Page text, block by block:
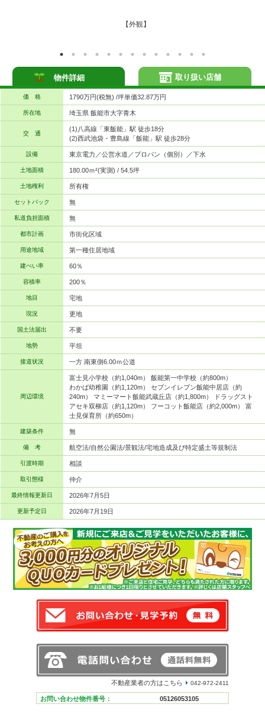
【外観】
物件詳細
価 格 1790万円(税無) /坪単価32.87万円
所在地 埼玉県 飯能市大字青木
交 通
(1)八高線「東飯能」駅 徒歩18分
(2)西武池袋・豊島線「飯能」駅 徒歩28分
設備 東京電力／公営水道／プロパン（個別）／下水
土地面積 180.00ｍ²(実測) / 54.5坪
土地権利 所有権
セットバック 無
私道負担面積 無
都市計画 市街化区域
用途地域 第一種住居地域
建ぺい率 60％
容積率 200％
地目 宅地
現況 更地
国土法届出 不要
地勢 平坦
接道状況 一方 南東側6.00ｍ公道
周辺環境
富士見小学校（約1,040m） 飯能第一中学校（約800m）
わかば幼稚園（約1,120m） セブンイレブン飯能中居店（約
240m） マミーマート飯能武蔵丘店（約1,800m） ドラッグスト
アセキ双柳店（約1,120m） フーコット飯能店（約2,000m） 富
士見保育所（約650m）
建築条件 無
備 考 航空法/自然公園法/景観法/宅地造成及び特定盛土等規制法
引渡時期 相談
取引態様 仲介
最終情報更新日 2026年7月5日
更新予定日 2026年7月19日
不動産業者の方はこちら 042-972-2411
お問い合わせ物件番号： 05126053105
取り扱い店舗